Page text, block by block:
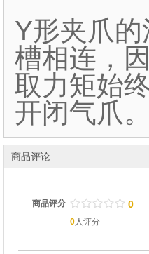
Y形夹爪
槽相连，
取力矩始
开闭气爪
商品评论
商品评分 / / / / /
. . . . . 0
0人评分